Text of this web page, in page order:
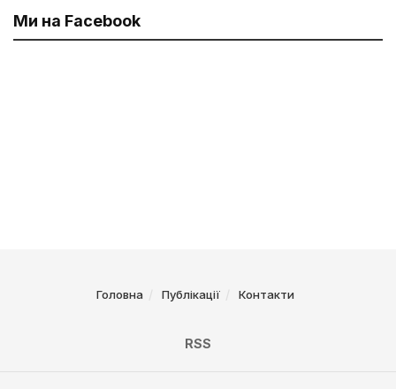
Ми на Facebook
Головна Публікації Контакти
RSS